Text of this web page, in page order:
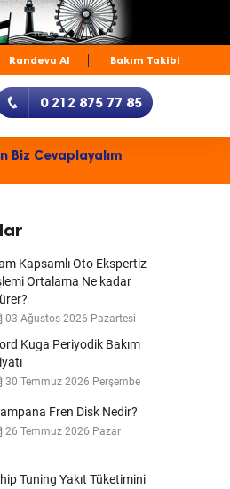
Randevu Al Bakım Takibi
0 212 875 77 85
Biz Cevaplayalım
Kapsamlı Oto Ekspertiz
Ortalama Ne kadar
03 Ağustos 2026 Pazartesi
Kuga Periyodik Bakım
30 Temmuz 2026 Perşembe
Fren Disk Nedir?
26 Temmuz 2026 Pazar
Tuning Yakıt Tüketimini